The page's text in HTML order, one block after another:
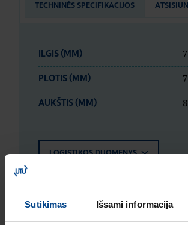
Sutikimas Išsami informacija
TECHNINĖS SPECIFIKACIJOS
ILGIS (MM)
PLOTIS (MM)
AUKŠTIS (MM)
LOGISTIKOS DUOMENYS